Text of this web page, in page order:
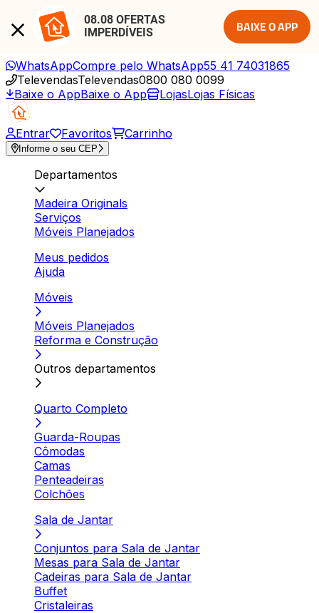
08.08 OFERTAS
IMPERDÍVEIS
BAIXE O APP
WhatsAppCompre pelo WhatsApp55 41 74031865
TelevendasTelevendas0800 080 0099
Baixe o AppBaixe o App LojasLojas Físicas
Entrar Favoritos Carrinho
Informe o seu CEP
Departamentos
Madeira Originals
Serviços
Móveis Planejados
Meus pedidos
Ajuda
Móveis
Móveis Planejados
Reforma e Construção
Outros departamentos
Quarto Completo
Guarda-Roupas
Cômodas
Camas
Penteadeiras
Colchões
Sala de Jantar
Conjuntos para Sala de Jantar
Mesas para Sala de Jantar
Cadeiras para Sala de Jantar
Buffet
Cristaleiras